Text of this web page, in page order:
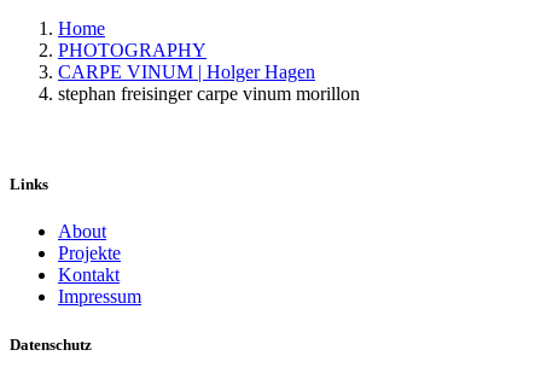
Home
PHOTOGRAPHY
CARPE VINUM | Holger Hagen
stephan freisinger carpe vinum morillon
Links
About
Projekte
Kontakt
Impressum
Datenschutz